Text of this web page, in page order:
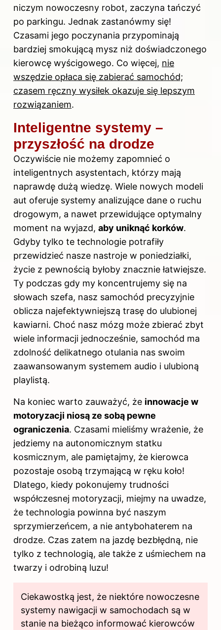
niczym nowoczesny robot, zaczyna tańczyć
po parkingu. Jednak zastanówmy się!
Czasami jego poczynania przypominają
bardziej smokującą mysz niż doświadczonego
kierowcę wyścigowego. Co więcej, nie
wszędzie opłaca się zabierać samochód;
czasem ręczny wysiłek okazuje się lepszym
rozwiązaniem.
Inteligentne systemy –
przyszłość na drodze
Oczywiście nie możemy zapomnieć o
inteligentnych asystentach, którzy mają
naprawdę dużą wiedzę. Wiele nowych modeli
aut oferuje systemy analizujące dane o ruchu
drogowym, a nawet przewidujące optymalny
moment na wyjazd, aby uniknąć korków.
Gdyby tylko te technologie potrafiły
przewidzieć nasze nastroje w poniedziałki,
życie z pewnością byłoby znacznie łatwiejsze.
Ty podczas gdy my koncentrujemy się na
słowach szefa, nasz samochód precyzyjnie
oblicza najefektywniejszą trasę do ulubionej
kawiarni. Choć nasz mózg może zbierać zbyt
wiele informacji jednocześnie, samochód ma
zdolność delikatnego otulania nas swoim
zaawansowanym systemem audio i ulubioną
playlistą.
Na koniec warto zauważyć, że innowacje w
motoryzacji niosą ze sobą pewne
ograniczenia. Czasami mieliśmy wrażenie, że
jedziemy na autonomicznym statku
kosmicznym, ale pamiętajmy, że kierowca
pozostaje osobą trzymającą w ręku koło!
Dlatego, kiedy pokonujemy trudności
współczesnej motoryzacji, miejmy na uwadze,
że technologia powinna być naszym
sprzymierzeńcem, a nie antybohaterem na
drodze. Czas zatem na jazdę bezbłędną, nie
tylko z technologią, ale także z uśmiechem na
twarzy i odrobiną luzu!
Ciekawostką jest, że niektóre nowoczesne
systemy nawigacji w samochodach są w
stanie na bieżąco informować kierowców